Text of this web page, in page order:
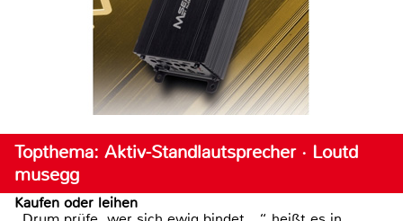
Topthema: Aktiv-Standlautsprecher · Loutd
musegg
Kaufen oder leihen